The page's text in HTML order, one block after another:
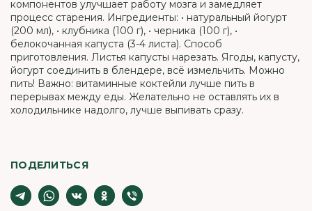
компонентов улучшает работу мозга и замедляет
процесс старения. Ингредиенты: • натуральный йогурт
(200 мл), • клубника (100 г), • черника (100 г), •
белокочанная капуста (3-4 листа). Способ
приготовления. Листья капусты нарезать. Ягоды, капусту,
йогурт соединить в блендере, всё измельчить. Можно
пить! Важно: витаминные коктейли лучше пить в
перерывах между еды. Желательно не оставлять их в
холодильнике надолго, лучше выпивать сразу.
ПОДЕЛИТЬСЯ